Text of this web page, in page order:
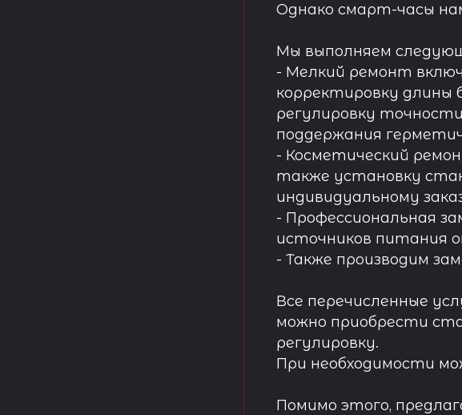
Однако смарт-часы
Мы выполняем
- Мелкий ремонт
корректировку длины
регулировку
поддержания
- Косметический
также установку
индивидуальному
- Профессиональная
источников питания
- Также производим
Все перечисленные
можно приобрести
регулировку.
При необходимости
Помимо этого,